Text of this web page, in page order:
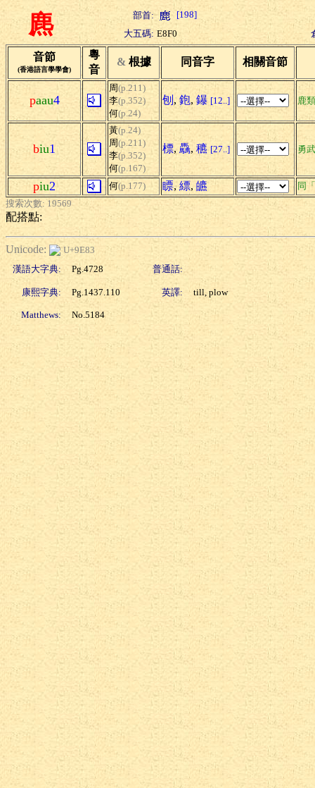
麃 部首:
[198]
大五碼: E8F0
音節
(香港語言學學會)
粵
音
& 根據 同音字 相關音節
paau4
周(p.211)
李(p.352)
何(p.24)
刨, 鉋, 鑤 [12..] 鹿
biu1
黃(p.24)
周(p.211)
李(p.352)
何(p.167)
標, 驫, 穮 [27..] 勇武
piu2 何(p.177) 瞟, 縹, 皫
同
搜索次數: 19569
配搭點:
Unicode:
U+9E83
漢語大字典:
Pg.4728 普通話:
康熙字典: Pg.1437.110 英譯: till, plow
Matthews: No.5184